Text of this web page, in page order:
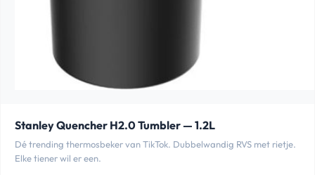
Stanley Quencher H2.0 Tumbler — 1.2L
Dé trending thermosbeker van TikTok. Dubbelwandig RVS met rietje.
Elke tiener wil er een.